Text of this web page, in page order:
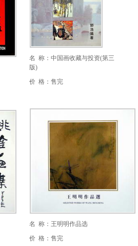
名 称：中国画收藏与投资(第三
版)
价 格：售完
名 称：王明明作品选
价 格：售完